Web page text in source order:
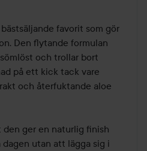
favorit som gör
Den flytande formulan
och trollar bort
på ett kick tack vare
och återfuktande aloe
ger en naturlig finish
utan att lägga sig i